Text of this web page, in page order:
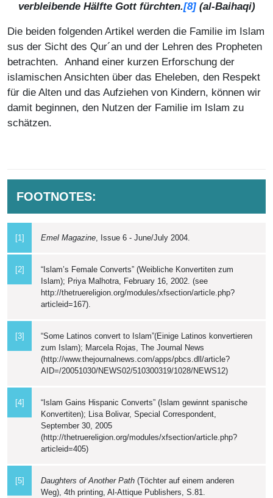
verbleibende Hälfte Gott fürchten.[8](al-Baihaqi)
Die beiden folgenden Artikel werden die Familie im Islam
sus der Sicht des Qur´an und der Lehren des Propheten
betrachten. Anhand einer kurzen Erforschung der
islamischen Ansichten über das Eheleben, den Respekt
für die Alten und das Aufziehen von Kindern, können wir
damit beginnen, den Nutzen der Familie im Islam zu
schätzen.
FOOTNOTES:
[1] Emel Magazine, Issue 6 - June/July 2004.
[2]
“Islam’s Female Converts” (Weibliche Konvertiten zum
Islam); Priya Malhotra, February 16, 2002. (see
http://thetruereligion.org/modules/xfsection/article.php?
articleid=167).
[3]
“Some Latinos convert to Islam”(Einige Latinos konvertieren
zum Islam); Marcela Rojas, The Journal News
(http://www.thejournalnews.com/apps/pbcs.dll/article?
AID=/20051030/NEWS02/510300319/1028/NEWS12)
[4]
“Islam Gains Hispanic Converts” (Islam gewinnt spanische
Konvertiten); Lisa Bolivar, Special Correspondent,
September 30, 2005
(http://thetruereligion.org/modules/xfsection/article.php?
articleid=405)
[5] Daughters of Another Path (Töchter auf einem anderen
Weg), 4th printing, Al-Attique Publishers, S.81.